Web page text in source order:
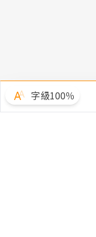
字級100％